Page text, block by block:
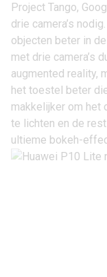
Project Tango,
drie camera’s
objecten beter in
met drie camera’s
augmented reality,
het toestel beter
makkelijker om het
te lichten en de
ultieme bokeh-